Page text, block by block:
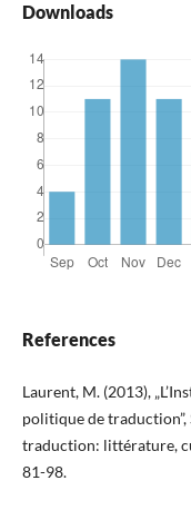
Downloads
References
Laurent, M. (2013),
politique de traduction”,
traduction: littérature,
81-98.